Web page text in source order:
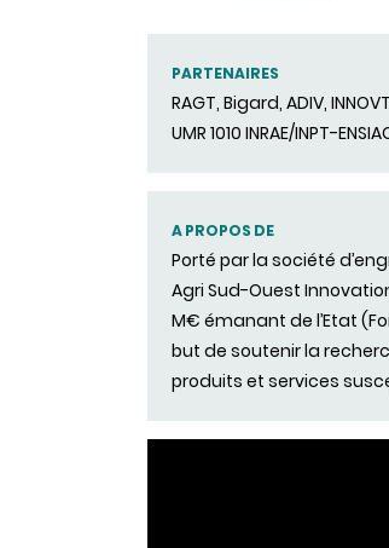
PARTENAIRES
RAGT, Bigard, ADIV,
UMR 1010 INRAE/INPT-
A PROPOS DE
Porté par la société
Agri Sud-Ouest
M€ émanant de l’Etat
but de soutenir la
produits et services